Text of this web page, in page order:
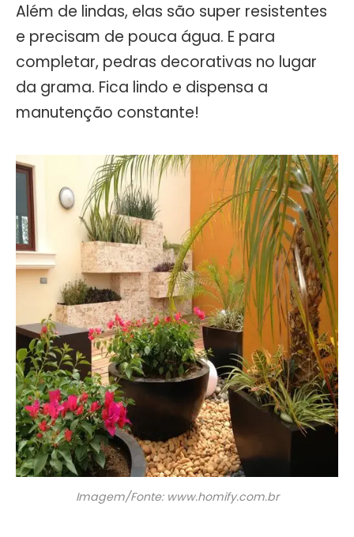
Além de lindas, elas são super resistentes
e precisam de pouca água. E para
completar, pedras decorativas no lugar
da grama. Fica lindo e dispensa a
manutenção constante!
Imagem/Fonte: www.homify.com.br